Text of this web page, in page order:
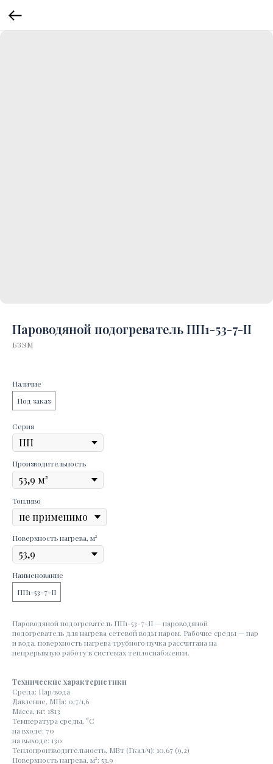
Пароводяной подогреватель ПП1-53-7-II
БЗЭМ
Наличие
Под заказ
Серия
Производительность
Топливо
Поверхность нагрева, м²
Наименование
ПП1-53-7-II
Пароводяной подогреватель ПП1-53-7-II — пароводяной
подогреватель для нагрева сетевой воды паром. Рабочие среды — пар
и вода, поверхность нагрева трубного пучка рассчитана на
непрерывную работу в системах теплоснабжения.
Технические характеристики
Среда: Пар/вода
Давление, МПа: 0,7/1,6
Масса, кг: 1813
Температура среды, °С
на входе: 70
на выходе: 130
Теплопроизводительность, МВт (Гкал/ч): 10,67 (9,2)
Поверхность нагрева, м²: 53,9